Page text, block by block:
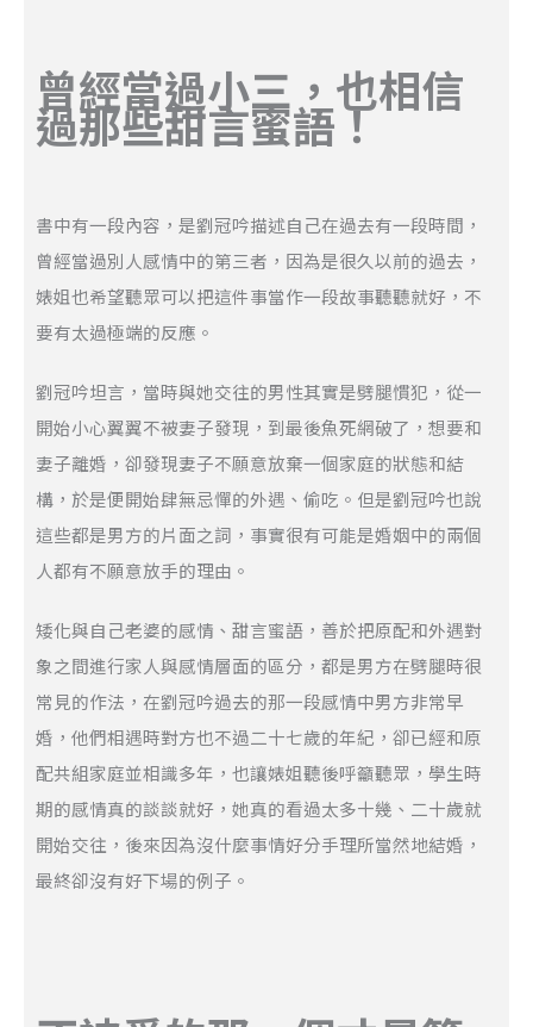
曾經當過小三，也相信
過那些甜言蜜語！
書中有一段內容，是劉冠吟描述自己在過去有一段時間，
曾經當過別人感情中的第三者，因為是很久以前的過去，
婊姐也希望聽眾可以把這件事當作一段故事聽聽就好，不
要有太過極端的反應。
劉冠吟坦言，當時與她交往的男性其實是劈腿慣犯，從一
開始小心翼翼不被妻子發現，到最後魚死網破了，想要和
妻子離婚，卻發現妻子不願意放棄一個家庭的狀態和結
構，於是便開始肆無忌憚的外遇、偷吃。但是劉冠吟也說
這些都是男方的片面之詞，事實很有可能是婚姻中的兩個
人都有不願意放手的理由。
矮化與自己老婆的感情、甜言蜜語，善於把原配和外遇對
象之間進行家人與感情層面的區分，都是男方在劈腿時很
常見的作法，在劉冠吟過去的那一段感情中男方非常早
婚，他們相遇時對方也不過二十七歲的年紀，卻已經和原
配共組家庭並相識多年，也讓婊姐聽後呼籲聽眾，學生時
期的感情真的談談就好，她真的看過太多十幾、二十歲就
開始交往，後來因為沒什麼事情好分手理所當然地結婚，
最終卻沒有好下場的例子。